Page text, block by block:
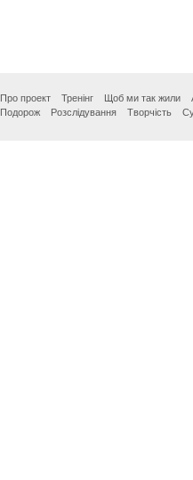
Про проект Тренінг Щоб ми так жили
Подорож
Розслідування Творчість